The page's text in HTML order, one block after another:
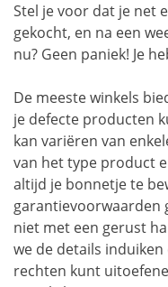
Stel je voor dat je net
gekocht, en na een
nu? Geen paniek! Je
De meeste winkels
je defecte producten
kan variëren van
van het type product
altijd je bonnetje te
garantievoorwaarden
niet met een gerust
we de details
rechten kunt